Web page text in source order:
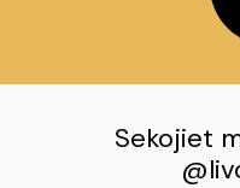
Sekojiet
@